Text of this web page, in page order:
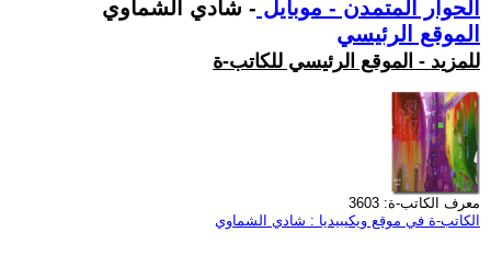
الحوار المتمدن - موبايل - شادي الشماوي
الموقع الرئيسي
للمزيد - الموقع الرئيسي للكاتب-ة
معرف الكاتب-ة: 3603
الكاتب-ة في موقع ويكيبيديا : شادي الشماوي